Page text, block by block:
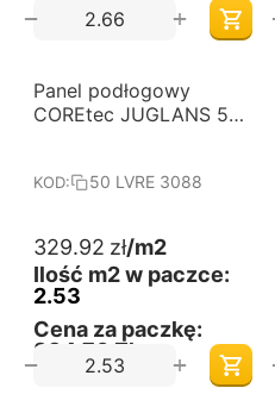
+
−
Darmowa dostawa
od 60 m2
Panel podłogowy
COREtec JUGLANS 50
KOD: 50 LVRE 3088
329.92 zł/m2
Ilość m2 w paczce:
2.53
Cena za paczkę:
834,70 Zł
+
−